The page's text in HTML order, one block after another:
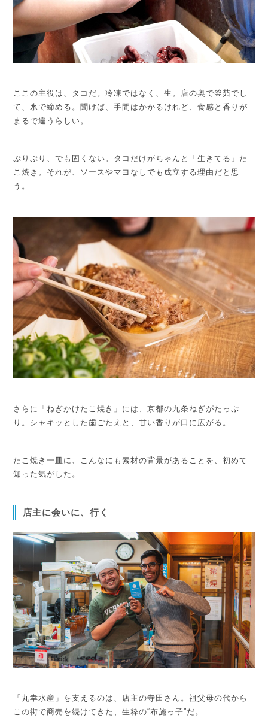
ここの主役は、タコだ。冷凍ではなく、生。店の奥で釜茹でし
て、氷で締める。 聞けば、手間はかかるけれど、食感と香りが
まるで違うらしい。
ぷりぷり、でも固くない。タコだけがちゃんと「生きてる」た
こ焼き。 それが、ソースやマヨなしでも成立する理由だと思
う。
さらに「ねぎかけたこ焼き」には、京都の九条ねぎがたっぷ
り。 シャキッとした歯ごたえと、甘い香りが口に広がる。
たこ焼き一皿に、こんなにも素材の背景があることを、初めて
知った気がした。
店主に会いに、行く
「丸幸水産」を支えるのは、店主の寺田さん。祖父母の代から
この街で商売を続けてきた、生粋の“布施っ子”だ。